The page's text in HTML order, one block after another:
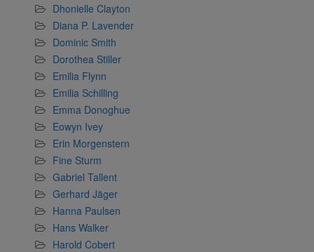
Dhonielle Clayton
Diana P. Lavender
Dominic Smith
Dorothea Stiller
Emilia Flynn
Emilia Schilling
Emma Donoghue
Eowyn Ivey
Erin Morgenstern
Fine Sturm
Gabriel Tallent
Gerhard Jäger
Hanna Paulsen
Hans Walker
Harold Cobert